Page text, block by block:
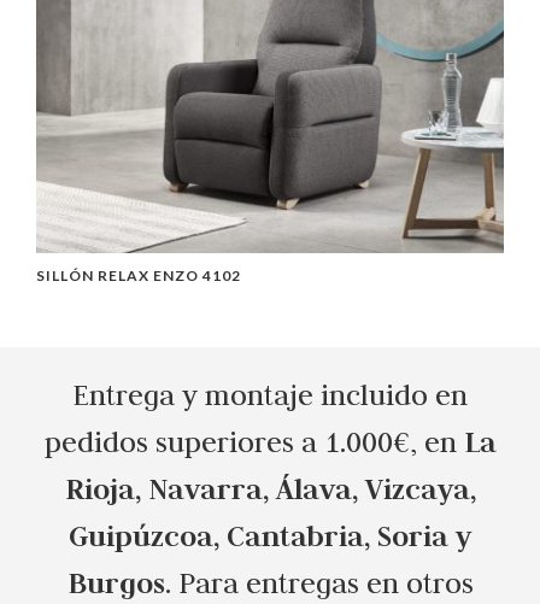
SILLÓN RELAX ENZO 4102
Entrega y montaje incluido en
pedidos superiores a 1.000€, en La
Rioja, Navarra, Álava, Vizcaya,
Guipúzcoa, Cantabria, Soria y
Burgos. Para entregas en otros